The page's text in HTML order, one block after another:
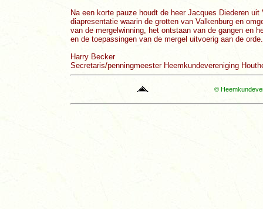
Na een korte pauze houdt de heer Jacques Diederen
diapresentatie waarin de grotten van Valkenburg en
van de mergelwinning, het ontstaan van de gangen en
en de toepassingen van de mergel uitvoerig aan de orde.
Harry Becker
Secretaris/penningmeester Heemkundevereniging
©